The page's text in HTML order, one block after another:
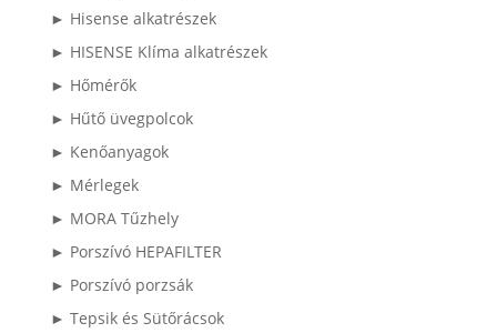
► Hisense alkatrészek
► HISENSE Klíma alkatrészek
► Hőmérők
► Hűtő üvegpolcok
► Kenőanyagok
► Mérlegek
► MORA Tűzhely
► Porszívó HEPAFILTER
► Porszívó porzsák
► Tepsik és Sütőrácsok